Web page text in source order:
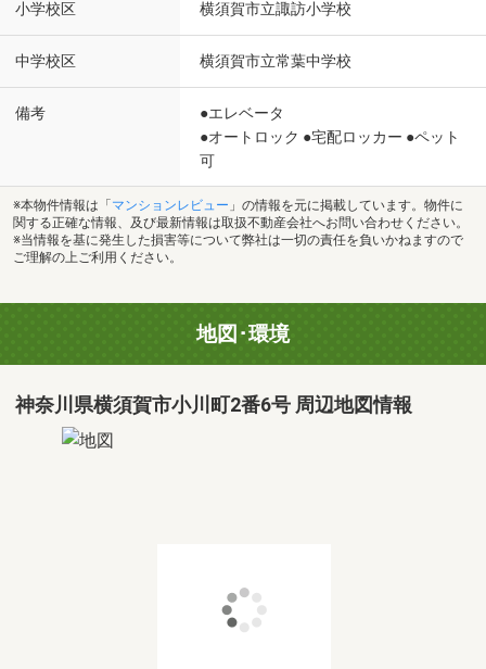
小学校区 横須賀市立諏訪小学校
中学校区 横須賀市立常葉中学校
備考
●エレベータ
●オートロック ●宅配ロッカー ●ペット
可
※本物件情報は「 マンションレビュー 」の情報を元に掲載しています。物件に
関する正確な情報、及び最新情報は取扱不動産会社へお問い合わせください。
※当情報を基に発生した損害等について弊社は一切の責任を負いかねますので
ご理解の上ご利用ください。
地図･環境
神奈川県横須賀市小川町2番6号 周辺地図情報